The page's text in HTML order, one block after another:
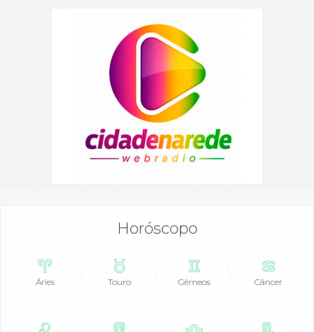
Horóscopo
Áries Touro Gêmeos Câncer